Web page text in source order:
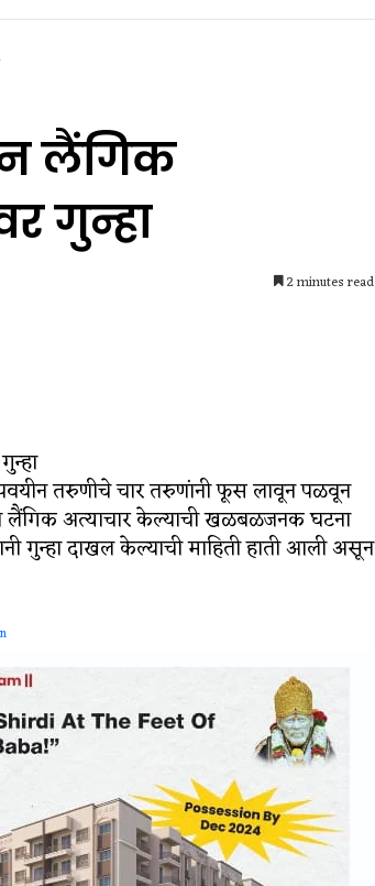
लैंगिक
गुन्हा
2 minutes read
तरुणीचे चार तरुणांनी फूस लावून पळवून
लैंगिक अत्याचार केल्याची खळबळजनक घटना
गुन्हा दाखल केल्याची माहिती हाती आली असून